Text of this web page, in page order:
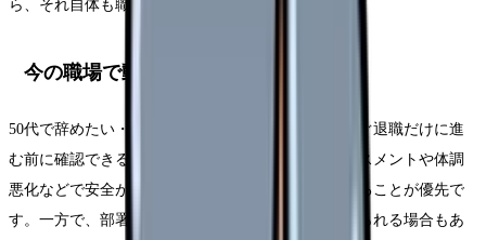
ら、それ自体も職場条件の問題です。
今の職場で動かせる可能性
50代で辞めたい・あと10年をどう働くか時でも、すぐ退職だけに進
む前に確認できることがあります。もちろん、ハラスメントや体調
悪化などで安全が脅かされている場合は、距離を取ることが優先で
す。一方で、部署・勤務形態・役割が変われば続けられる場合もあ